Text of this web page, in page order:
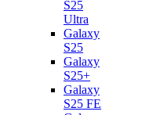
S25
Ultra
Galaxy
S25
Galaxy
S25+
Galaxy
S25 FE